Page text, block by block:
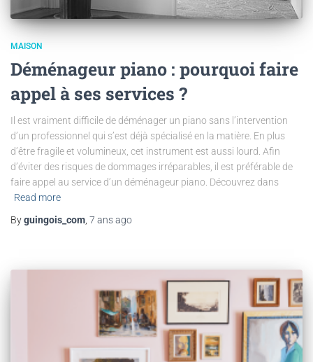
MAISON
Déménageur piano : pourquoi faire
appel à ses services ?
Il est vraiment difficile de déménager un piano sans l’intervention
d’un professionnel qui s’est déjà spécialisé en la matière. En plus
d’être fragile et volumineux, cet instrument est aussi lourd. Afin
d’éviter des risques de dommages irréparables, il est préférable de
faire appel au service d’un déménageur piano. Découvrez dans
Read more
Byguingois_com 7 ansago